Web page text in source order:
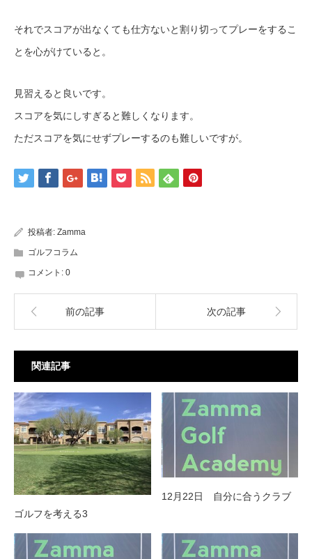
それでスコアが出なくても仕方ないと割り切ってプレーをするこ
とを心がけていると。
見習えると良いです。
スコアを気にしすぎると難しくなります。
ただスコアを気にせずプレーするのも難しいですが。
投稿者: Zamma
ゴルフコラム
コメント: 0
前の記事 次の記事
関連記事
ゴルフを考える3
12月22日 自分に合うクラブ